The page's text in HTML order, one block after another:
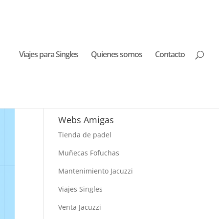
Viajes para Singles Quienes somos Contacto
Webs Amigas
Tienda de padel
Muñecas Fofuchas
Mantenimiento Jacuzzi
Viajes Singles
Venta Jacuzzi